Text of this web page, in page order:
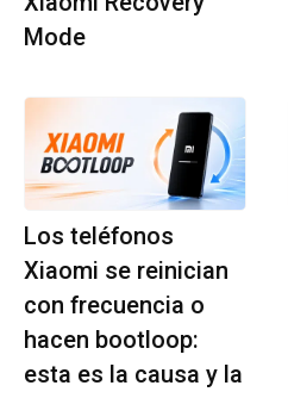
Mode
Los teléfonos
Xiaomi se reinician
con frecuencia o
hacen bootloop:
esta es la causa y la